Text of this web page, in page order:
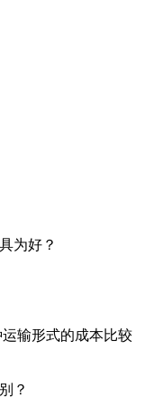
好？
？
形式的成本比较
？